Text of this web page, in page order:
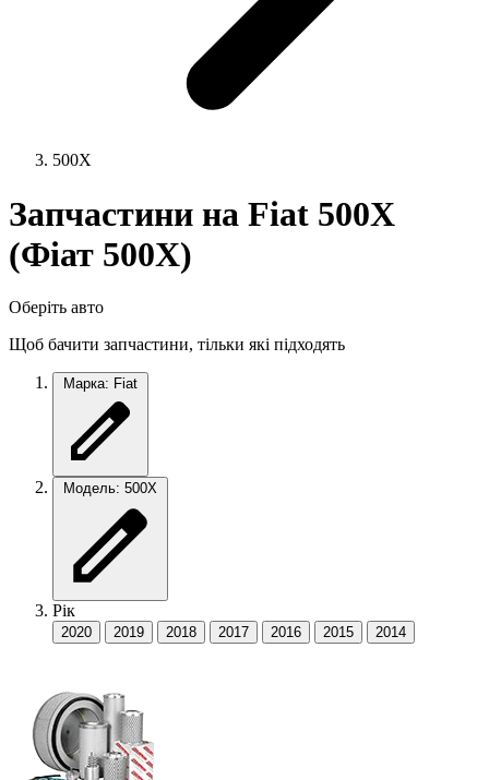
500X
Запчастини на Fiat 500X
(Фіат 500Х)
Оберіть авто
Щоб бачити запчастини, тільки які підходять
Марка: Fiat
Модель: 500X
Рік
2020 2019 2018 2017 2016 2015 2014